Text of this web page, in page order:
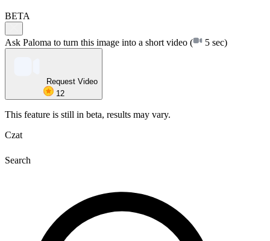
BETA
Ask Paloma to turn this image into a short video ( 5 sec)
Request Video
12
This feature is still in beta, results may vary.
Czat
Search